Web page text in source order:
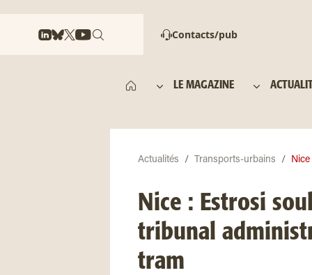
Contacts/pub
LE MAGAZINE
Actualités Transports-urbains
Nice : Estrosi
tribunal
tram